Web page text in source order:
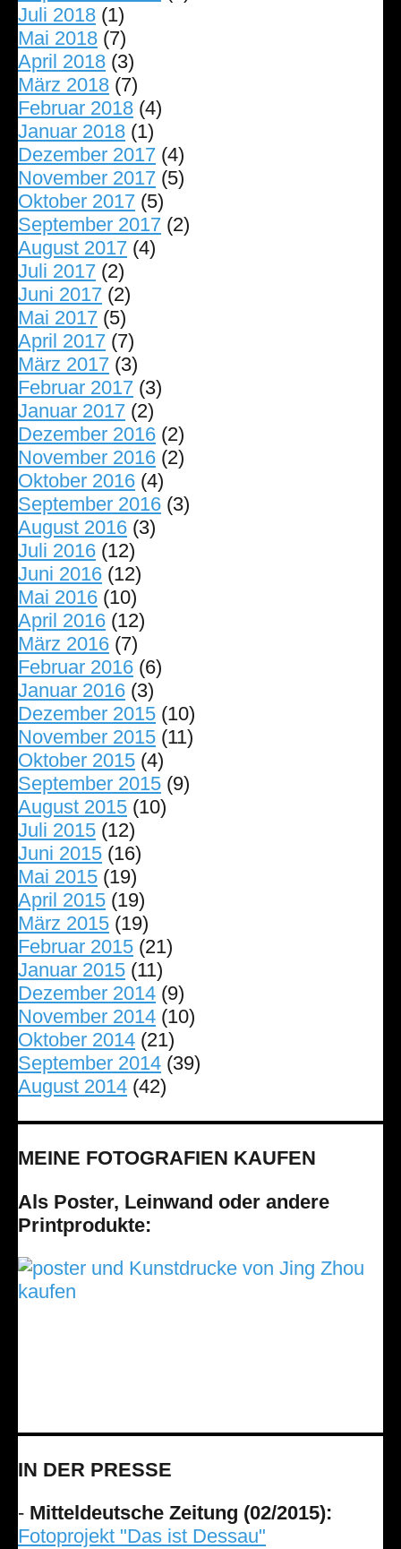
Juli 2018 (1)
Mai 2018 (7)
April 2018 (3)
März 2018 (7)
Februar 2018 (4)
Januar 2018 (1)
Dezember 2017 (4)
November 2017 (5)
Oktober 2017 (5)
September 2017 (2)
August 2017 (4)
Juli 2017 (2)
Juni 2017 (2)
Mai 2017 (5)
April 2017 (7)
März 2017 (3)
Februar 2017 (3)
Januar 2017 (2)
Dezember 2016 (2)
November 2016 (2)
Oktober 2016 (4)
September 2016 (3)
August 2016 (3)
Juli 2016 (12)
Juni 2016 (12)
Mai 2016 (10)
April 2016 (12)
März 2016 (7)
Februar 2016 (6)
Januar 2016 (3)
Dezember 2015 (10)
November 2015 (11)
Oktober 2015 (4)
September 2015 (9)
August 2015 (10)
Juli 2015 (12)
Juni 2015 (16)
Mai 2015 (19)
April 2015 (19)
März 2015 (19)
Februar 2015 (21)
Januar 2015 (11)
Dezember 2014 (9)
November 2014 (10)
Oktober 2014 (21)
September 2014 (39)
August 2014 (42)
MEINE FOTOGRAFIEN KAUFEN
Als Poster, Leinwand oder andere
Printprodukte:
IN DER PRESSE
- Mitteldeutsche Zeitung (02/2015):
Fotoprojekt "Das ist Dessau"